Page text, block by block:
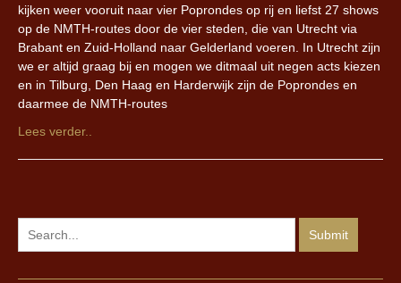
kijken weer vooruit naar vier Poprondes op rij en liefst 27 shows
op de NMTH-routes door de vier steden, die van Utrecht via
Brabant en Zuid-Holland naar Gelderland voeren. In Utrecht zijn
we er altijd graag bij en mogen we ditmaal uit negen acts kiezen
en in Tilburg, Den Haag en Harderwijk zijn de Poprondes en
daarmee de NMTH-routes
Lees verder..